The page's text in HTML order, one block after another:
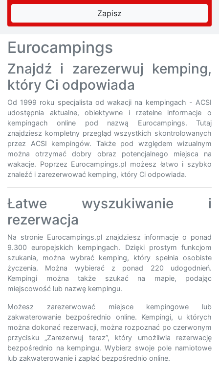
Eurocampings
Znajdź i zarezerwuj kemping,
który Ci odpowiada
Od 1999 roku specjalista od wakacji na kempingach - ACSI
udostępnia aktualne, obiektywne i rzetelne informacje o
kempingach online pod nazwą Eurocampings. Tutaj
znajdziesz kompletny przegląd wszystkich skontrolowanych
przez ACSI kempingów. Także pod względem wizualnym
można otrzymać dobry obraz potencjalnego miejsca na
wakacje. Poprzez Eurocampings.pl możesz łatwo i szybko
znaleźć i zarezerwować kemping, który Ci odpowiada.
Łatwe wyszukiwanie i
rezerwacja
Na stronie Eurocampings.pl znajdziesz informacje o ponad
9.300 europejskich kempingach. Dzięki prostym funkcjom
szukania, można wybrać kemping, który spełnia osobiste
życzenia. Można wybierać z ponad 220 udogodnień.
Kempingi można także szukać na mapie, podając
miejscowość lub nazwę kempingu.
Możesz zarezerwować miejsce kempingowe lub
zakwaterowanie bezpośrednio online. Kempingi, u których
można dokonać rezerwacji, można rozpoznać po czerwonym
przycisku „Zarezerwuj teraz”, który umożliwia rezerwację
bezpośrednio na kempingu. Wybierz swoje pole namiotowe
lub zakwaterowanie i zapłać bezpośrednio online.